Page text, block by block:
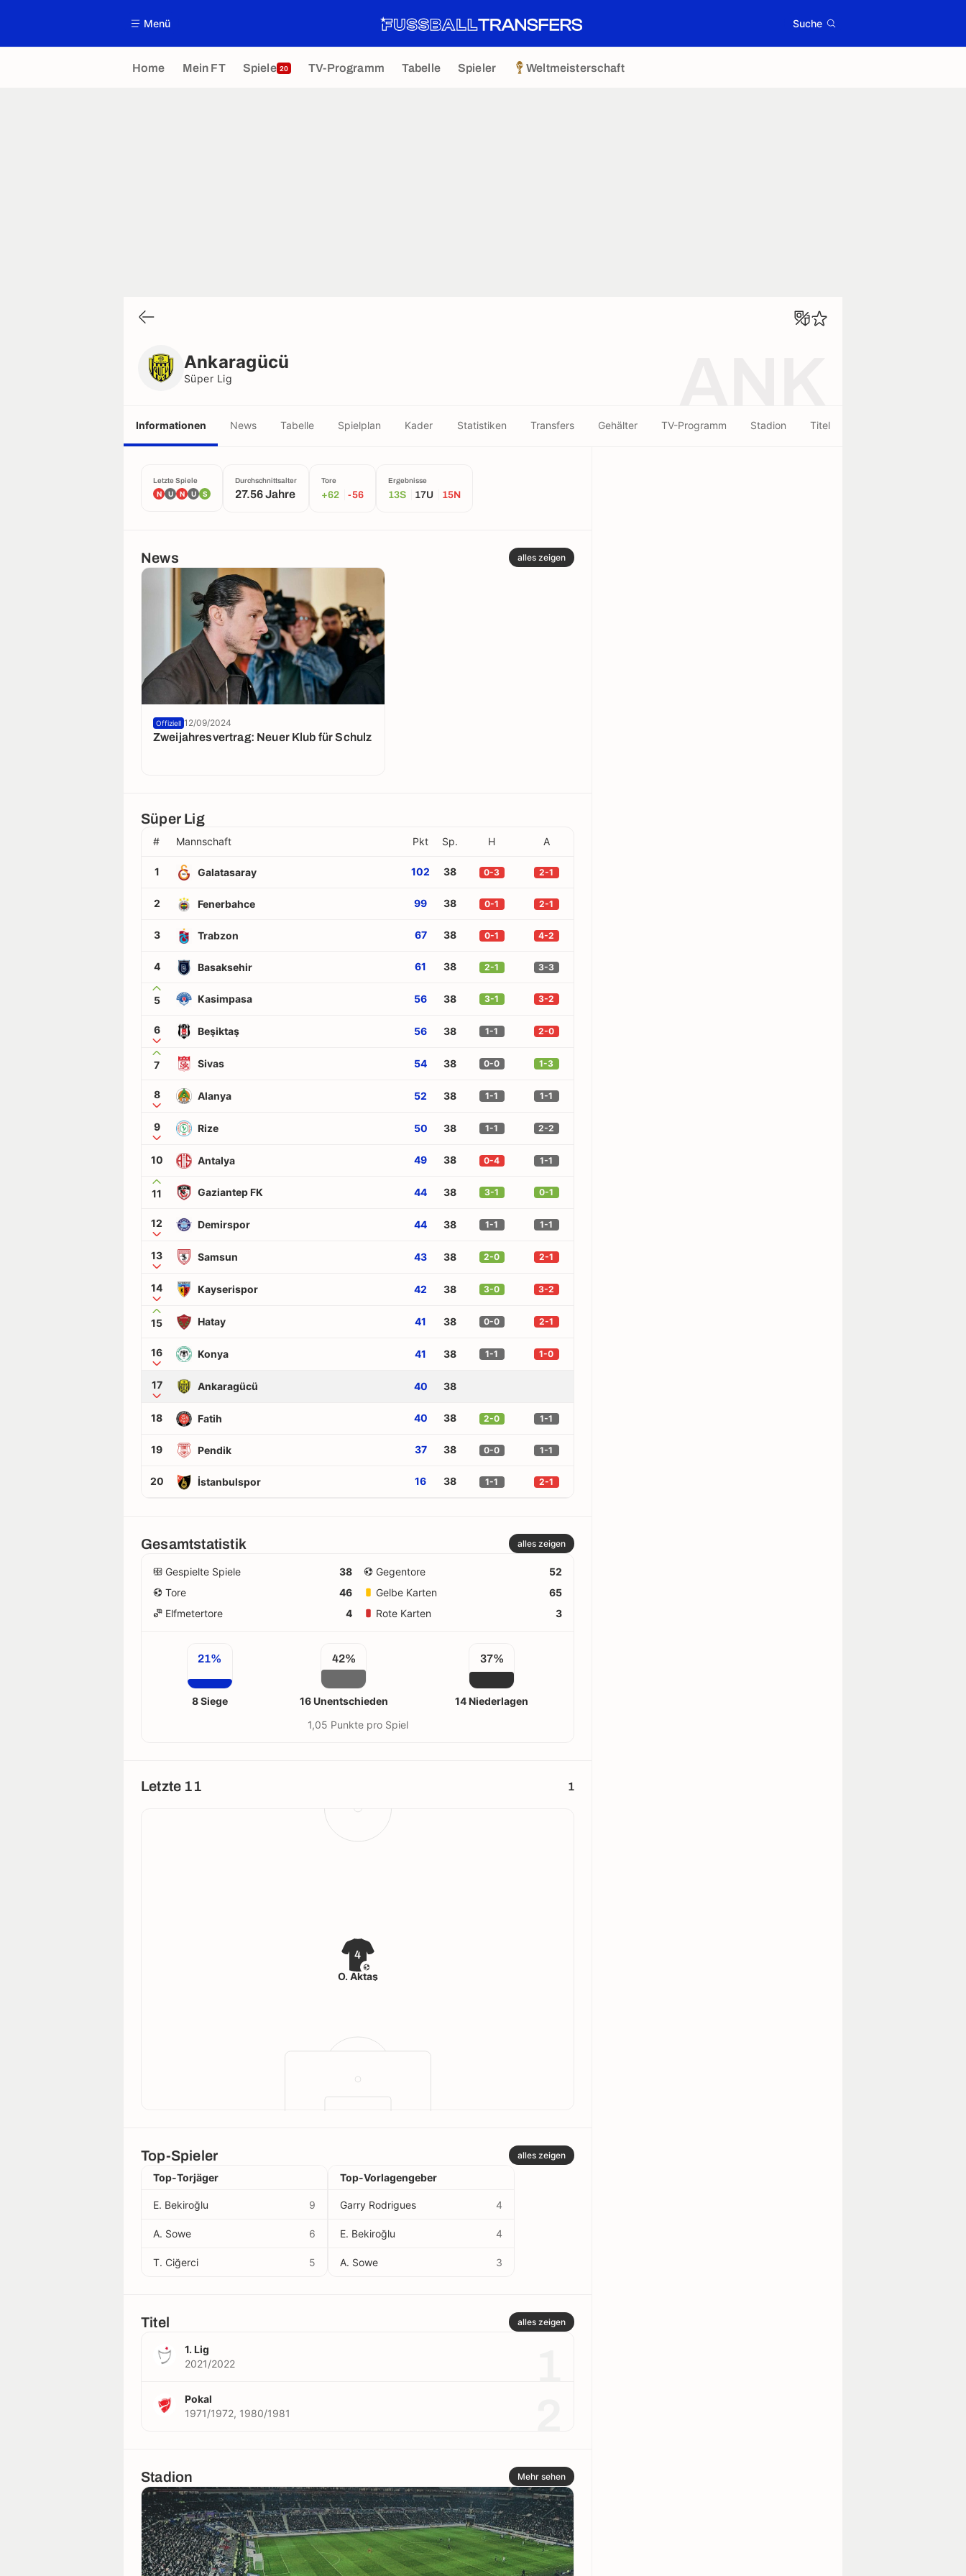
Menü Suche
Home Mein FT Spiele 20 TV-Programm Tabelle Spieler Weltmeisterschaft
Ankaragücü
Süper Lig
Informationen News Tabelle Spielplan Kader Statistiken Transfers Gehälter TV-Programm Stadion Titel
Letzte Spiele
N U N U S
Durchschnittsalter
27.56 Jahre
Tore
+62 -56
Ergebnisse
13S 17U 15N
News alles zeigen
Zweijahresvertrag: Neuer Klub für Schulz
Offiziell 12/09/2024
Süper Lig
# Mannschaft Pkt Sp. H A
1 Galatasaray 102 38 0-3 2-1
2 Fenerbahce 99 38 0-1 2-1
3 Trabzon 67 38 0-1 4-2
4 Basaksehir 61 38 2-1 3-3
5 Kasimpasa 56 38 3-1 3-2
6 Beşiktaş 56 38 1-1 2-0
7 Sivas 54 38 0-0 1-3
8 Alanya 52 38 1-1 1-1
9 Rize 50 38 1-1 2-2
10 Antalya 49 38 0-4 1-1
11 Gaziantep FK 44 38 3-1 0-1
12 Demirspor 44 38 1-1 1-1
13 Samsun 43 38 2-0 2-1
14 Kayserispor 42 38 3-0 3-2
15 Hatay 41 38 0-0 2-1
16 Konya 41 38 1-1 1-0
17 Ankaragücü 40 38
18 Fatih 40 38 2-0 1-1
19 Pendik 37 38 0-0 1-1
20 İstanbulspor 16 38 1-1 2-1
Gesamtstatistik alles zeigen
Gespielte Spiele 38 Gegentore
52
Tore
46 Gelbe Karten
65
Elfmetertore
4 Rote Karten 3
21%
8 Siege
42%
16 Unentschieden
37%
14 Niederlagen
1,05 Punkte pro Spiel
Letzte 11 1
4
Ö. Aktaş
Top-Spieler alles zeigen
Top-Torjäger
E. Bekiroğlu 9
A. Sowe 6
T. Ciğerci 5
Top-Vorlagengeber
Garry Rodrigues 4
E. Bekiroğlu 4
A. Sowe 3
Titel alles zeigen
1. Lig
2021/2022
Pokal
1971/1972, 1980/1981
Stadion Mehr sehen